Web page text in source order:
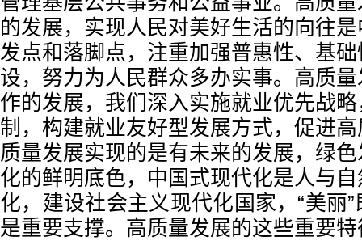
的发展，实现人民对美好生活的向往
发点和落脚点，注重加强普惠性、基
设，努力为人民群众多办实事。高质
作的发展，我们深入实施就业优先战
制，构建就业友好型发展方式，促进
质量发展实现的是有未来的发展，绿
化的鲜明底色，中国式现代化是人与
化，建设社会主义现代化国家，“美丽
是重要支撑。高质量发展的这些重要